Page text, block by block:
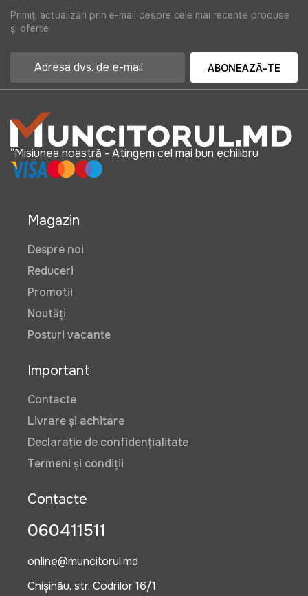
Primiți actualizări prin e-mail despre cele mai recente produse
și oferte
ABONEAZĂ-TE
“Misiunea noastră - Atingem cel mai bun echilibru
Magazin
Despre noi
Reduceri
Promotii
Noutăți
Posturi vacante
Important
Contacte
Livrare și achitare
Declarație de confidențialitate
Termeni și condiții
Contacte
060411511
online@muncitorul.md
Chișinău, str. Codrilor 16/1